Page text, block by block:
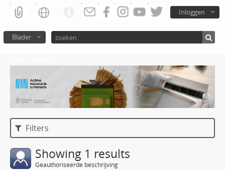
Inloggen
Blader
Filters
Showing 1 results
Geauthoriseerde beschrijving